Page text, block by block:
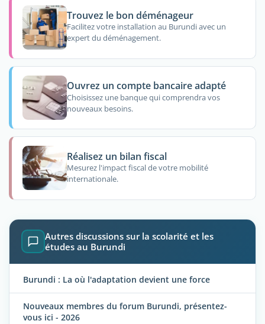
Trouvez le bon déménageur
Facilitez votre installation au Burundi avec un
expert du déménagement.
Ouvrez un compte bancaire adapté
Choisissez une banque qui comprendra vos
nouveaux besoins.
Réalisez un bilan fiscal
Mesurez l'impact fiscal de votre mobilité
internationale.
Autres discussions sur la scolarité et les
études au Burundi
Burundi : La où l'adaptation devient une force
Nouveaux membres du forum Burundi, présentez-
vous ici - 2026